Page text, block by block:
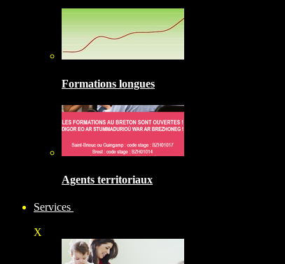
Formations longues
Agents territoriaux
Services
X